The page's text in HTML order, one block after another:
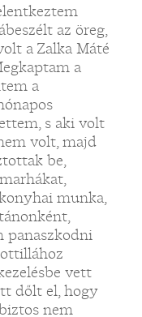
az öreg,
a Zalka Máté
a
a
s aki volt
volt, majd
be,
munka,
panaszkodni
vett
dőlt el, hogy
nem